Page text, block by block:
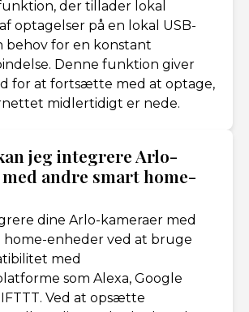
der tillader lokal
optagelser på en lokal USB-
behov for en konstant
Denne funktion giver
for at fortsætte med at optage,
midlertidigt er nede.
jeg integrere Arlo-
andre smart home-
dine Arlo-kameraer med
home-enheder ved at bruge
med
som Alexa, Google
Ved at opsætte